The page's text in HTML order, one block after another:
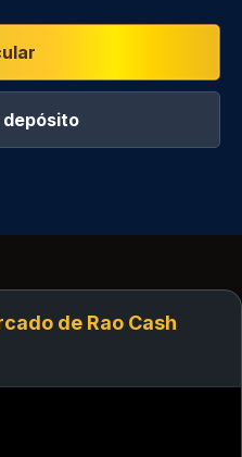
depósito
de Rao Cash